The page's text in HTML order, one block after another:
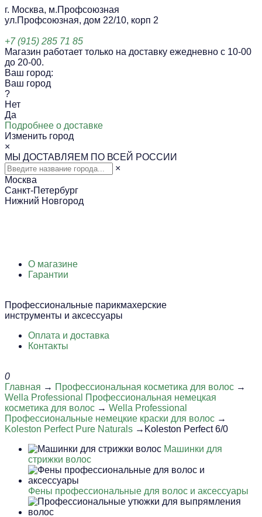
г. Москва, м.Профсоюзная
ул.Профсоюзная, дом 22/10, корп 2
+7 (915) 285 71 85
Магазин работает только на доставку ежедневно с 10-00
до 20-00.
Ваш город:
Ваш город
?
Нет
Да
Подробнее о доставке
Изменить город
×
МЫ ДОСТАВЛЯЕМ ПО ВСЕЙ РОССИИ
×
Москва
Санкт-Петербург
Нижний Новгород
О магазине
Гарантии
Профессиональные парикмахерские
инструменты и аксессуары
Оплата и доставка
Контакты
0
Главная → Профессиональная косметика для волос →
Wella Professional Профессиональная немецкая
косметика для волос → Wella Professional
Профессиональные немецкие краски для волос →
Koleston Perfect Pure Naturals →Koleston Perfect 6/0
Машинки для
стрижки волос
Фены профессиональные для волос и аксессуары